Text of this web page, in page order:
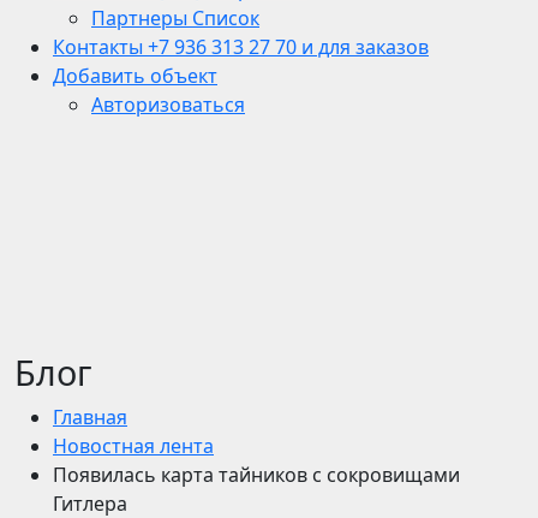
Партнеры Список
Контакты +7 936 313 27 70 и для заказов
Добавить объект
Авторизоваться
Блог
Главная
Новостная лента
Появилась карта тайников с сокровищами
Гитлера